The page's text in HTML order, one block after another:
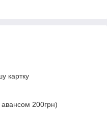
картку
авансом 200грн)